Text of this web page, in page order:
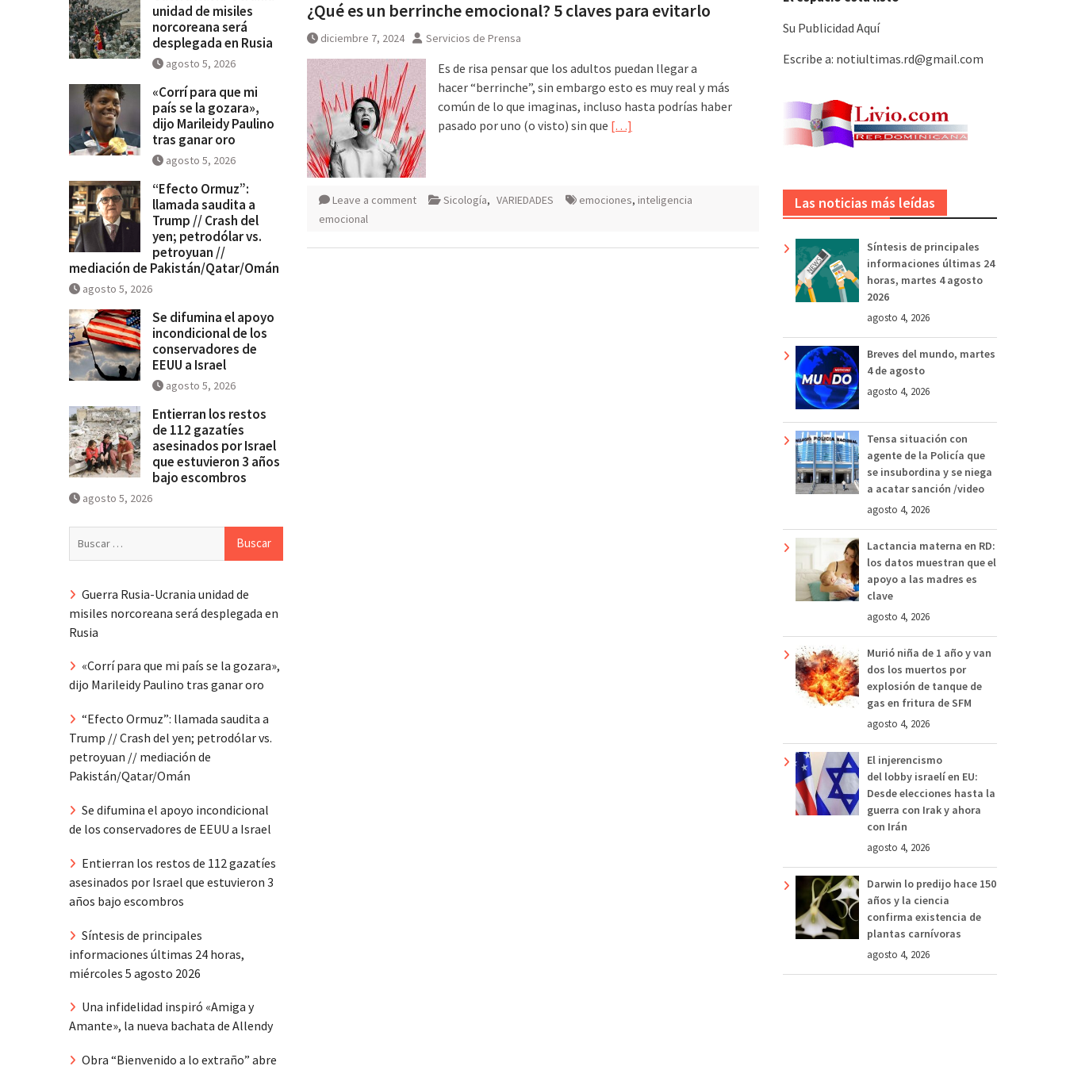
norcoreana será desplegada en Rusia¿Qué es un berrinche emocional? 5 claves para evitarlo
diciembre 7, 2024 Servicios de Prensa
Es de risa pensar que los adultos puedan llegar a
hacer “berrinche”, sin embargo esto es muy real y más
común de lo que imaginas, incluso hasta podrías haber
pasado por uno (o visto) sin que […]
Leave a comment Sicología, VARIEDADES emociones, inteligencia
emocional
Su Publicidad Aquí
Escribe a: notiultimas.rd@gmail.com
Las noticias más leídas
Síntesis de principales
informaciones últimas 24
horas, martes 4 agosto
2026
agosto 4, 2026
Breves del mundo, martes
4 de agosto
agosto 4, 2026
Tensa situación con
agente de la Policía que
se insubordina y se niega
a acatar sanción /video
agosto 4, 2026
Lactancia materna en RD:
los datos muestran que el
apoyo a las madres es
clave
agosto 4, 2026
Murió niña de 1 año y van
dos los muertos por
explosión de tanque de
gas en fritura de SFM
agosto 4, 2026
El injerencismo
del lobby israelí en EU:
Desde elecciones hasta la
guerra con Irak y ahora
con Irán
agosto 4, 2026
Darwin lo predijo hace 150
años y la ciencia
confirma existencia de
plantas carnívoras
agosto 4, 2026
unidad de misiles
norcoreana será
desplegada en Rusia
agosto 5, 2026
«Corrí para que mi
país se la gozara»,
dijo Marileidy Paulino
tras ganar oro
agosto 5, 2026
“Efecto Ormuz”:
llamada saudita a
Trump // Crash del
yen; petrodólar vs.
petroyuan //
mediación de Pakistán/Qatar/Omán
agosto 5, 2026
Se difumina el apoyo
incondicional de los
conservadores de
EEUU a Israel
agosto 5, 2026
Entierran los restos
de 112 gazatíes
asesinados por Israel
que estuvieron 3 años
bajo escombros
agosto 5, 2026
Guerra Rusia-Ucrania unidad de
misiles norcoreana será desplegada en
Rusia
«Corrí para que mi país se la gozara»,
dijo Marileidy Paulino tras ganar oro
“Efecto Ormuz”: llamada saudita a
Trump // Crash del yen; petrodólar vs.
petroyuan // mediación de
Pakistán/Qatar/Omán
Se difumina el apoyo incondicional
de los conservadores de EEUU a Israel
Entierran los restos de 112 gazatíes
asesinados por Israel que estuvieron 3
años bajo escombros
Síntesis de principales
informaciones últimas 24 horas,
miércoles 5 agosto 2026
Una infidelidad inspiró «Amiga y
Amante», la nueva bachata de Allendy
Obra “Bienvenido a lo extraño” abre